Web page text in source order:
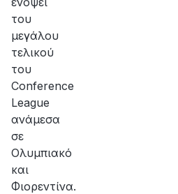
του
μεγάλου
τελικού
του
Conference
League
ανάμεσα
σε
Ολυμπιακό
και
Φιορεντίνα.